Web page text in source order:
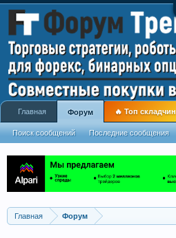
Главная Форум
Главная Форум
Поиск сообщений Последние сообщения
🔥 Топ складчин